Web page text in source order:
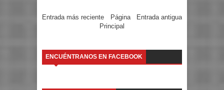
Entrada más reciente Entrada antigua
Página
Principal
ENCUÉNTRANOS EN FACEBOOK